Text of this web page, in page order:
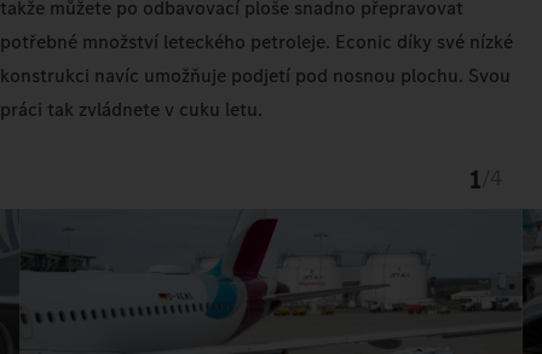
takže můžete po odbavovací ploše snadno přepravovat
potřebné množství leteckého petroleje. Econic díky své nízké
konstrukci navíc umožňuje podjetí pod nosnou plochu. Svou
práci tak zvládnete v cuku letu.
1